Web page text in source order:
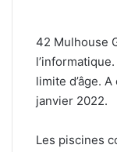
42 Mulhouse
l’informatique.
limite d’âge.
janvier 2022.
Les piscines